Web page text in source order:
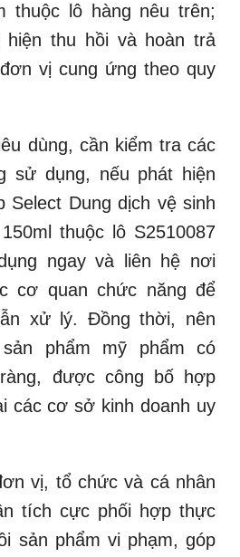
thuộc lô hàng nêu trên;
thu hồi và hoàn trả
vị cung ứng theo quy
dùng, cần kiểm tra các
sử dụng, nếu phát hiện
Select Dung dịch vệ sinh
thuộc lô S2510087
ngay và liên hệ nơi
cơ quan chức năng để
xử lý. Đồng thời, nên
phẩm mỹ phẩm có
được công bố hợp
các cơ sở kinh doanh uy
vị, tổ chức và cá nhân
tích cực phối hợp thực
sản phẩm vi phạm, góp